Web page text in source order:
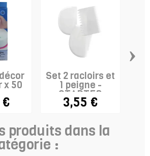
x 50
Set 2 racloirs et
1 peigne -
STADTER
3,55 €
›
produits dans la
: